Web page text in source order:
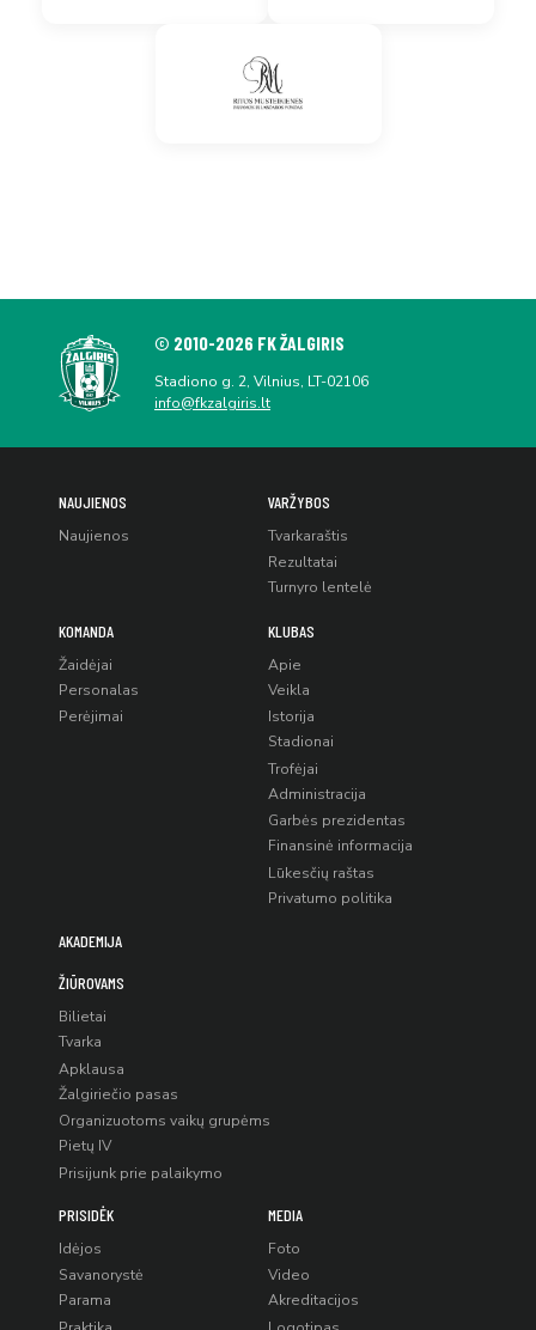
© 2010-2026 FK ŽALGIRIS
Stadiono g. 2, Vilnius, LT-02106
info@fkzalgiris.lt
NAUJIENOS
Naujienos
VARŽYBOS
Tvarkaraštis
Rezultatai
Turnyro lentelė
KOMANDA
Žaidėjai
Personalas
Perėjimai
KLUBAS
Apie
Veikla
Istorija
Stadionai
Trofėjai
Administracija
Garbės prezidentas
Finansinė informacija
Lūkesčių raštas
Privatumo politika
AKADEMIJA
ŽIŪROVAMS
Bilietai
Tvarka
Apklausa
Žalgiriečio pasas
Organizuotoms vaikų grupėms
Pietų IV
Prisijunk prie palaikymo
PRISIDĖK
Idėjos
Savanorystė
Parama
MEDIA
Foto
Video
Akreditacijos